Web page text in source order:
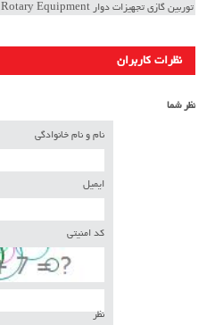
توربین گازی تجهیزات دوار Gas Turbine Rotary Equipment
نظرات کاربران
نظر شما
نام و نام خانوادگی
ایمیل
کد امنیتی
نظر